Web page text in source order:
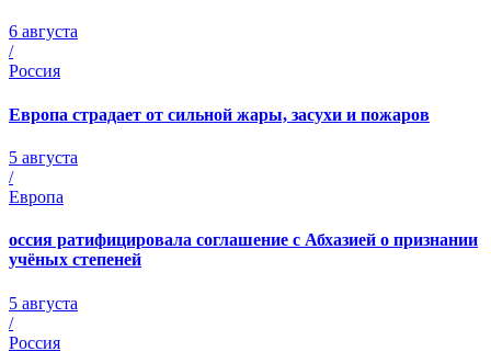
6 августа
/
Россия
Европа страдает от сильной жары, засухи и пожаров
5 августа
/
Европа
оссия ратифицировала соглашение с Абхазией о признании
учёных степеней
5 августа
/
Россия